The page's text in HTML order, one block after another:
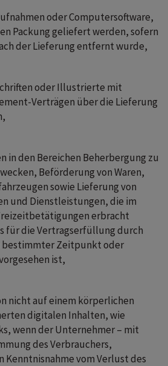
oder Computersoftware,
Packung geliefert werden, sofern
der Lieferung entfernt wurde,
oder Illustrierte mit
Verträgen über die Lieferung
in den Bereichen Beherbergung zu
Beförderung von Waren,
sowie Lieferung von
und Dienstleistungen, die im
erbracht
für die Vertragserfüllung durch
bestimmter Zeitpunkt oder
ist,
nicht auf einem körperlichen
digitalen Inhalten, wie
wenn der Unternehmer – mit
des Verbrauchers,
Kenntnisnahme vom Verlust des